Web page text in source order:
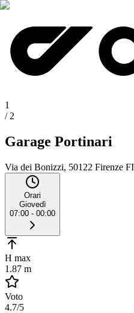
1
/ 2
Garage Portinari
Via dei Bonizzi, 50122 Firenze
Orari
Giovedì
07:00 - 00:00
H max
1.87 m
Voto
4.7/5